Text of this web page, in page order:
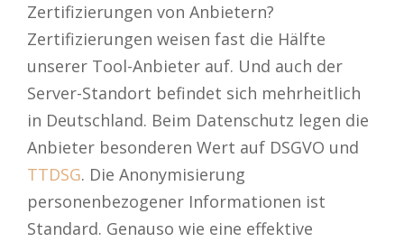
Zertifizierungen von Anbietern?
Zertifizierungen weisen fast die Hälfte
unserer Tool-Anbieter auf. Und auch der
Server-Standort befindet sich mehrheitlich
in Deutschland. Beim Datenschutz legen die
Anbieter besonderen Wert auf DSGVO und
TTDSG. Die Anonymisierung
personenbezogener Informationen ist
Standard. Genauso wie eine effektive